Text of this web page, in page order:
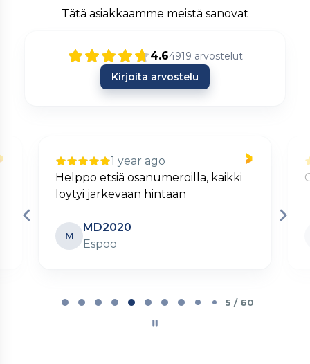
Tätä asiakkaamme meistä sanovat
4.64919 arvostelut
Kirjoita arvostelu
1 year ago
Helppo etsiä osanumeroilla, kaikki
löytyi järkevään hintaan
M
MD2020
Espoo
5 / 60